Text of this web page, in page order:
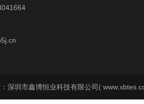
深圳市鑫博恒业科技有限公司(